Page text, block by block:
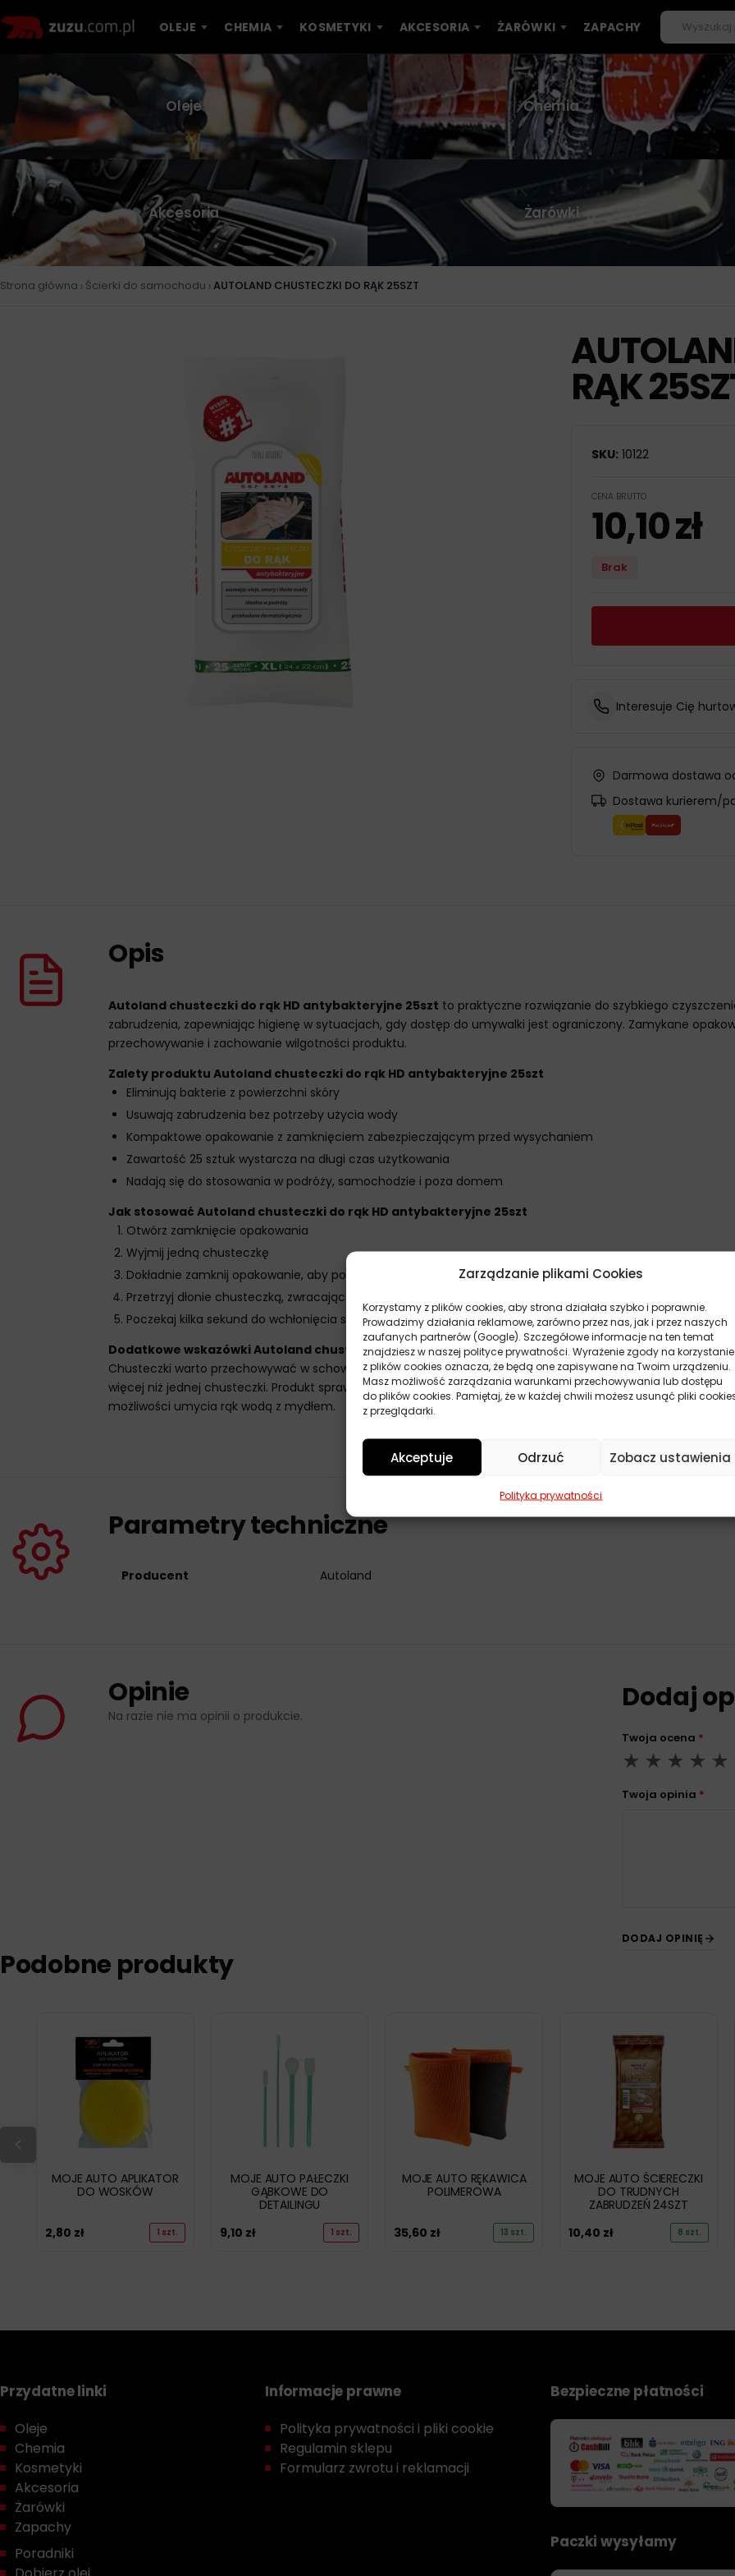
Zarządzanie plikami Cookies
Korzystamy z plików cookies, aby strona działała szybko i poprawnie.
Prowadzimy działania reklamowe, zarówno przez nas, jak i przez naszych
zaufanych partnerów (Google). Szczegółowe informacje na ten temat
znajdziesz w naszej polityce prywatności. Wyrażenie zgody na korzystanie
z plików cookies oznacza, że będą one zapisywane na Twoim urządzeniu.
Masz możliwość zarządzania warunkami przechowywania lub dostępu
do plików cookies. Pamiętaj, że w każdej chwili możesz usunąć pliki
z przeglądarki.
Akceptuje Odrzuć Zobacz ustawienia
Polityka prywatności
OLEJE CHEMIA KOSMETYKI AKCESORIA ŻARÓWKI ZAPACHY
Oleje Chemia
Akcesoria Żarówki
Strona główna › Ścierki do samochodu › AUTOLAND CHUSTECZKI DO RĄK 25SZT
RĄK
SKU: 10122
CENA BRUTTO
10,10zł
Brak
Interesuje Cię
Darmowa dostawa
Dostawa kurierem/
Opis
Autoland chusteczki do rąk HD antybakteryjne 25szt to praktyczne rozwiązanie do szybkiego
zabrudzenia, zapewniając higienę w sytuacjach, gdy dostęp do umywalki jest ograniczony. Zamykane
przechowywanie i zachowanie wilgotności produktu.
Zalety produktu Autoland chusteczki do rąk HD antybakteryjne 25szt
Eliminują bakterie z powierzchni skóry
Usuwają zabrudzenia bez potrzeby użycia wody
Kompaktowe opakowanie z zamknięciem zabezpieczającym przed wysychaniem
Zawartość 25 sztuk wystarcza na długi czas użytkowania
Nadają się do stosowania w podróży, samochodzie i poza domem
Jak stosować Autoland chusteczki do rąk HD antybakteryjne 25szt
Otwórz zamknięcie opakowania
Wyjmij jedną chusteczkę
Dokładnie zamknij opakowanie, aby pozostałe chusteczki nie wyschły
Przetrzyj dłonie chusteczką, zwracając uwagę na przestrzenie między palcami
Poczekaj kilka sekund do wchłonięcia się substancji aktywnych
Dodatkowe wskazówki Autoland chusteczki do rąk HD antybakteryjne 25szt
Chusteczki warto przechowywać w schowku samochodowym, torebce lub plecaku, aby mieć je zawsze
więcej niż jednej chusteczki. Produkt sprawdza się szczególnie podczas wycieczek, na stacjach
możliwości umycia rąk wodą z mydłem.
Parametry techniczne
Producent Autoland
Opinie
Na razie nie ma opinii o produkcie.
Dodaj
Twoja ocena *
Twoja opinia *
DODAJ OPINIĘ
Podobne produkty
MOJE AUTO APLIKATOR
DO WOSKÓW
2,80 zł 1 szt.
MOJE AUTO PAŁECZKI
GĄBKOWE DO
DETAILINGU
9,10 zł 1 szt.
MOJE AUTO RĘKAWICA
POLIMEROWA
35,60 zł 13 szt.
MOJE AUTO ŚCIERECZKI
DO TRUDNYCH
ZABRUDZEŃ 24SZT
10,40 zł 8 szt.
Przydatne linki
Oleje
Chemia
Kosmetyki
Akcesoria
Żarówki
Zapachy
Poradniki
Informacje prawne
Polityka prywatności i pliki cookie
Regulamin sklepu
Formularz zwrotu i reklamacji
Bezpieczne płatności
Paczki wysyłamy